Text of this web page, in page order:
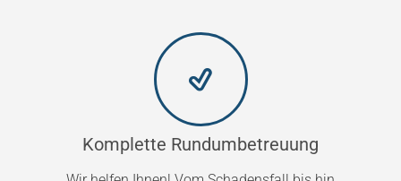
Komplette Rundumbetreuung